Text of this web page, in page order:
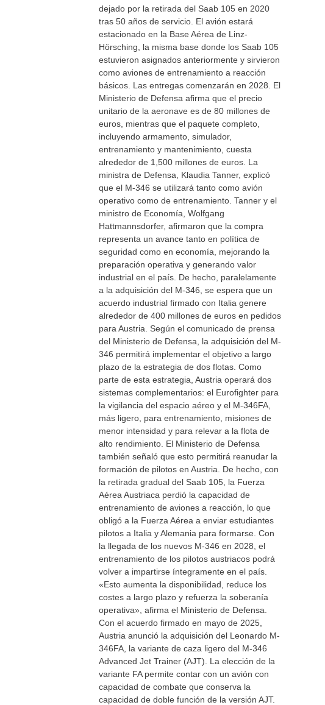
dejado por la retirada del Saab 105 en 2020
tras 50 años de servicio. El avión estará
estacionado en la Base Aérea de Linz-
Hörsching, la misma base donde los Saab 105
estuvieron asignados anteriormente y sirvieron
como aviones de entrenamiento a reacción
básicos. Las entregas comenzarán en 2028. El
Ministerio de Defensa afirma que el precio
unitario de la aeronave es de 80 millones de
euros, mientras que el paquete completo,
incluyendo armamento, simulador,
entrenamiento y mantenimiento, cuesta
alrededor de 1,500 millones de euros. La
ministra de Defensa, Klaudia Tanner, explicó
que el M-346 se utilizará tanto como avión
operativo como de entrenamiento. Tanner y el
ministro de Economía, Wolfgang
Hattmannsdorfer, afirmaron que la compra
representa un avance tanto en política de
seguridad como en economía, mejorando la
preparación operativa y generando valor
industrial en el país. De hecho, paralelamente
a la adquisición del M-346, se espera que un
acuerdo industrial firmado con Italia genere
alrededor de 400 millones de euros en pedidos
para Austria. Según el comunicado de prensa
del Ministerio de Defensa, la adquisición del M-
346 permitirá implementar el objetivo a largo
plazo de la estrategia de dos flotas. Como
parte de esta estrategia, Austria operará dos
sistemas complementarios: el Eurofighter para
la vigilancia del espacio aéreo y el M-346FA,
más ligero, para entrenamiento, misiones de
menor intensidad y para relevar a la flota de
alto rendimiento. El Ministerio de Defensa
también señaló que esto permitirá reanudar la
formación de pilotos en Austria. De hecho, con
la retirada gradual del Saab 105, la Fuerza
Aérea Austriaca perdió la capacidad de
entrenamiento de aviones a reacción, lo que
obligó a la Fuerza Aérea a enviar estudiantes
pilotos a Italia y Alemania para formarse. Con
la llegada de los nuevos M-346 en 2028, el
entrenamiento de los pilotos austriacos podrá
volver a impartirse íntegramente en el país.
«Esto aumenta la disponibilidad, reduce los
costes a largo plazo y refuerza la soberanía
operativa», afirma el Ministerio de Defensa.
Con el acuerdo firmado en mayo de 2025,
Austria anunció la adquisición del Leonardo M-
346FA, la variante de caza ligero del M-346
Advanced Jet Trainer (AJT). La elección de la
variante FA permite contar con un avión con
capacidad de combate que conserva la
capacidad de doble función de la versión AJT.